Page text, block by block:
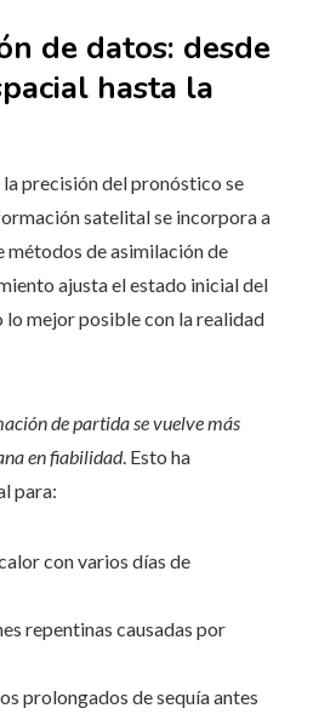
de datos: desde
hasta la
la precisión del pronóstico se
satelital se incorpora a
métodos de asimilación de
ajusta el estado inicial del
lo mejor posible con la realidad
de partida se vuelve más
en fiabilidad. Esto ha
para:
con varios días de
repentinas causadas por
prolongados de sequía antes